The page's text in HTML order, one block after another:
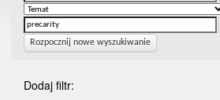
Rozpocznij nowe wyszukiwanie
Dodaj filtr: